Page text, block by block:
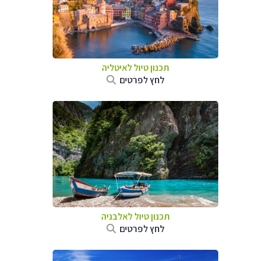
תכנון טיול לאיטליה
לחץ לפרטים
תכנון טיול לאלבניה
לחץ לפרטים